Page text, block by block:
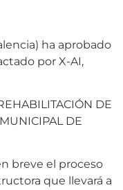
ha aprobado
por X-AI,
DE
DE
breve el proceso
que llevará a